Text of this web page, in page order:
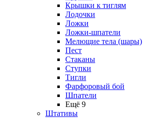
Крышки к тиглям
Лодочки
Ложки
Ложки-шпатели
Мелющие тела (шары)
Пест
Стаканы
Ступки
Тигли
Фарфоровый бой
Шпатели
Ещё 9
Штативы